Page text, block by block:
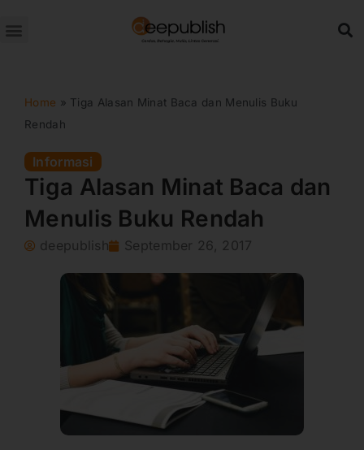
ke
Home » Tiga Alasan Minat Baca dan Menulis Buku
Rendah
Informasi
Tiga Alasan Minat Baca dan
Menulis Buku Rendah
deepublish September 26, 2017